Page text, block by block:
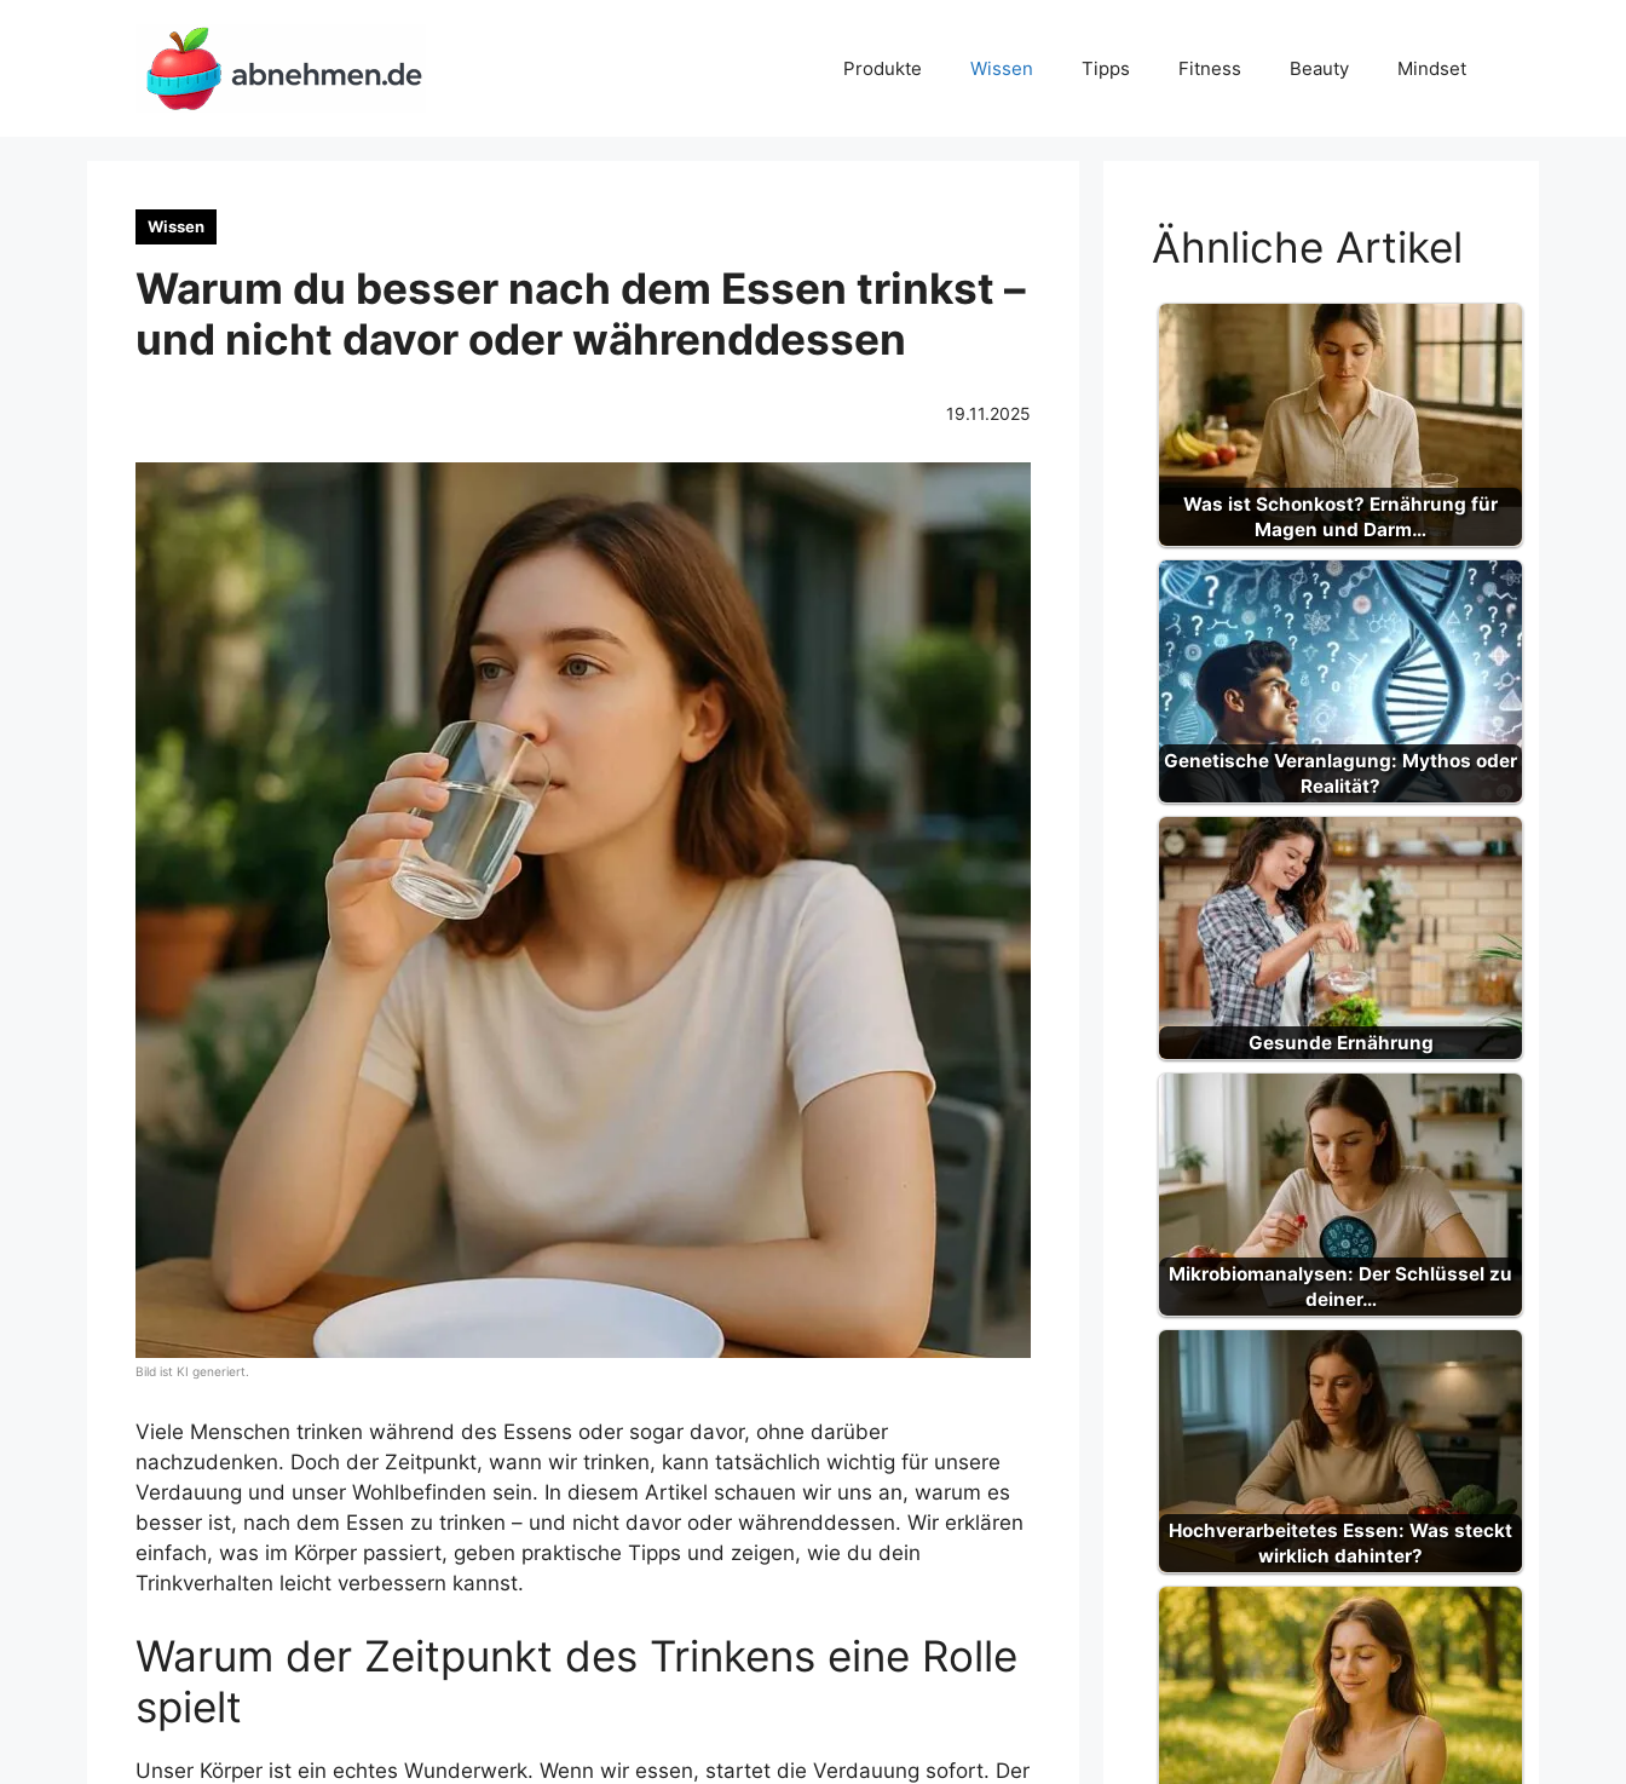
Produkte Wissen Tipps Fitness Beauty Mindset
Wissen
Warum du besser nach dem Essen trinkst –
und nicht davor oder währenddessen
19.11.2025
Bild ist KI generiert.
Viele Menschen trinken während des Essens oder sogar davor, ohne darüber
nachzudenken. Doch der Zeitpunkt, wann wir trinken, kann tatsächlich wichtig für unsere
Verdauung und unser Wohlbefinden sein. In diesem Artikel schauen wir uns an, warum es
besser ist, nach dem Essen zu trinken – und nicht davor oder währenddessen. Wir erklären
einfach, was im Körper passiert, geben praktische Tipps und zeigen, wie du dein
Trinkverhalten leicht verbessern kannst.
Warum der Zeitpunkt des Trinkens eine Rolle
spielt
Unser Körper ist ein echtes Wunderwerk. Wenn wir essen, startet die Verdauung sofort. Der
Ähnliche Artikel
Was ist Schonkost? Ernährung für
Magen und Darm…
Genetische Veranlagung: Mythos oder
Realität?
Gesunde Ernährung
Mikrobiomanalysen: Der Schlüssel zu
deiner…
Hochverarbeitetes Essen: Was steckt
wirklich dahinter?